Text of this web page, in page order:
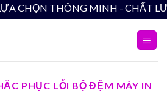
THÔNG MINH - CHẤT
PHỤC LỖI BỘ ĐỆM MÁY IN